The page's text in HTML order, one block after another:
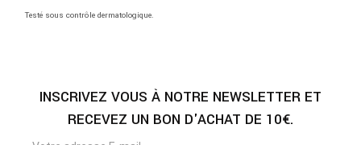
Testé sous contrôle dermatologique.
INSCRIVEZ VOUS À NOTRE NEWSLETTER ET
RECEVEZ UN BON D'ACHAT DE 10€.